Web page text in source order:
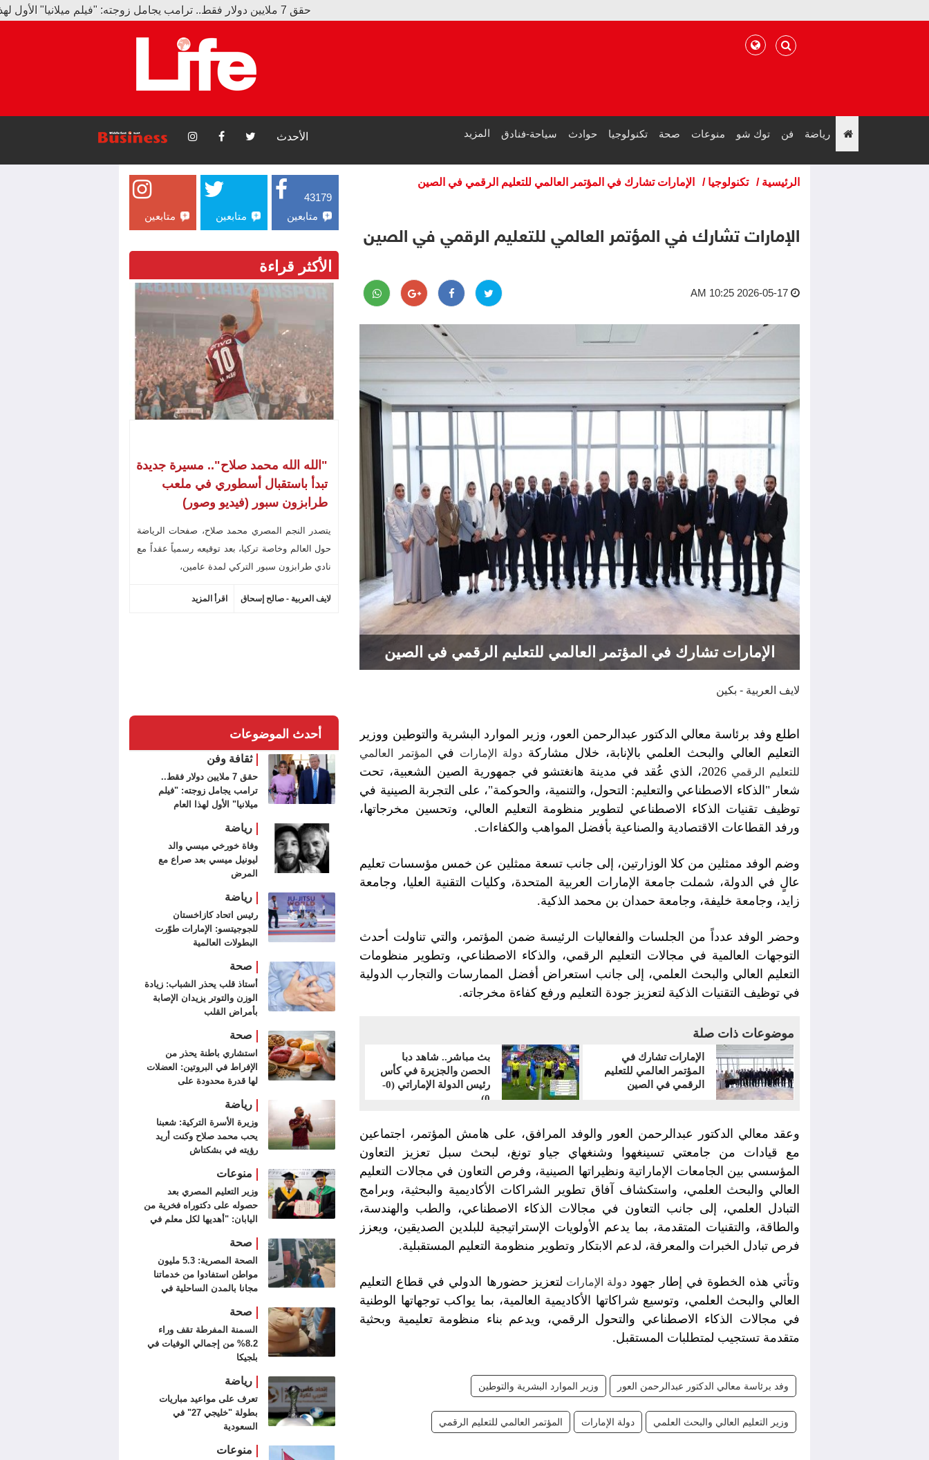
رياضة فن توك شو منوعات صحة تكنولوجيا حوادث سياحة-فنادق المزيد الأحدث
الرئيسية / تكنولوجيا / الإمارات تشارك في المؤتمر العالمي للتعليم الرقمي في الصين
الإمارات تشارك في المؤتمر العالمي للتعليم الرقمي في الصين
2026-05-17 10:25 AM
الإمارات تشارك في المؤتمر العالمي للتعليم الرقمي في الصين
لايف العربية - بكين
اطلع وفد برئاسة معالي الدكتور عبدالرحمن العور، وزير الموارد البشرية والتوطين ووزير
التعليم العالي والبحث العلمي بالإنابة، خلال مشاركة دولة الإمارات في المؤتمر العالمي
للتعليم الرقمي
2026، الذي عُقد في مدينة هانغتشو في جمهورية الصين الشعبية، تحت
شعار "الذكاء الاصطناعي والتعليم: التحول، والتنمية، والحوكمة"، على التجربة الصينية في
توظيف تقنيات الذكاء الاصطناعي لتطوير منظومة التعليم العالي، وتحسين مخرجاتها،
ورفد القطاعات الاقتصادية والصناعية بأفضل المواهب والكفاءات.
وضم الوفد ممثلين من كلا الوزارتين، إلى جانب تسعة ممثلين عن خمس مؤسسات تعليم
عالٍ في الدولة، شملت جامعة الإمارات العربية المتحدة، وكليات التقنية العليا، وجامعة
زايد، وجامعة خليفة، وجامعة حمدان بن محمد الذكية.
وحضر الوفد عدداً من الجلسات والفعاليات الرئيسة ضمن المؤتمر، والتي تناولت أحدث
التوجهات العالمية في مجالات التعليم الرقمي، والذكاء الاصطناعي، وتطوير منظومات
التعليم العالي والبحث العلمي، إلى جانب استعراض أفضل الممارسات والتجارب الدولية
في توظيف التقنيات الذكية لتعزيز جودة التعليم ورفع كفاءة مخرجاته.
موضوعات ذات صلة
الإمارات تشارك في
المؤتمر العالمي للتعليم
الرقمي في الصين
بث مباشر.. شاهد دبا
الحصن والجزيرة في كأس
رئيس الدولة الإماراتي (0-
0)
وعقد معالي الدكتور عبدالرحمن العور والوفد المرافق، على هامش المؤتمر، اجتماعين
مع قيادات من جامعتي تسينغهوا وشنغهاي جياو تونغ، لبحث سبل تعزيز التعاون
المؤسسي بين الجامعات الإماراتية ونظيراتها الصينية، وفرص التعاون في مجالات التعليم
العالي والبحث العلمي، واستكشاف آفاق تطوير الشراكات الأكاديمية والبحثية، وبرامج
التبادل العلمي، إلى جانب التعاون في مجالات الذكاء الاصطناعي، والطب والهندسة،
والطاقة، والتقنيات المتقدمة، بما يدعم الأولويات الإستراتيجية للبلدين الصديقين، ويعزز
فرص تبادل الخبرات والمعرفة، لدعم الابتكار وتطوير منظومة التعليم المستقبلية.
وتأتي هذه الخطوة في إطار جهود دولة الإمارات لتعزيز حضورها الدولي في قطاع التعليم
العالي والبحث العلمي، وتوسيع شراكاتها الأكاديمية العالمية، بما يواكب توجهاتها الوطنية
في مجالات الذكاء الاصطناعي والتحول الرقمي، ويدعم بناء منظومة تعليمية وبحثية
متقدمة تستجيب لمتطلبات المستقبل.
وفد برئاسة معالي الدكتور عبدالرحمن العور وزير الموارد البشرية والتوطين
وزير التعليم العالي والبحث العلمي دولة الإمارات المؤتمر العالمي للتعليم الرقمي
43179
متابعين
متابعين متابعين
الأكثر قراءة
"الله الله محمد صلاح".. مسيرة جديدة
تبدأ باستقبال أسطوري في ملعب
طرابزون سبور (فيديو وصور)
يتصدر النجم المصري محمد صلاح، صفحات الرياضة
حول العالم وخاصة تركيا، بعد توقيعه رسمياً عقداً مع
نادي طرابزون سبور التركي لمدة عامين،
لايف العربية - صالح إسحاق اقرأ المزيد
أحدث الموضوعات
ثقافة وفن
حقق 7 ملايين دولار فقط..
ترامب يجامل زوجته: "فيلم
ميلانيا" الأول لهذا العام
رياضة
وفاة خورخي ميسي والد
ليونيل ميسي بعد صراع مع
المرض
رياضة
رئيس اتحاد كازاخستان
للجوجيتسو: الإمارات طوّرت
البطولات العالمية
صحة
أستاذ قلب يحذر الشباب: زيادة
الوزن والتوتر يزيدان الإصابة
بأمراض القلب
صحة
استشاري باطنة يحذر من
الإفراط في البروتين: العضلات
لها قدرة محدودة على
رياضة
وزيرة الأسرة التركية: شعبنا
يحب محمد صلاح وكنت أريد
رؤيته في بشكتاش
منوعات
وزير التعليم المصري بعد
حصوله على دكتوراه فخرية من
اليابان: "أهديها لكل معلم في
صحة
الصحة المصرية: 5.3 مليون
مواطن استفادوا من خدماتنا
مجانا بالمدن الساحلية في
صحة
السمنة المفرطة تقف وراء
8.2% من إجمالي الوفيات في
بلجيكا
رياضة
تعرف على مواعيد مباريات
بطولة "خليجي 27" في
السعودية
منوعات